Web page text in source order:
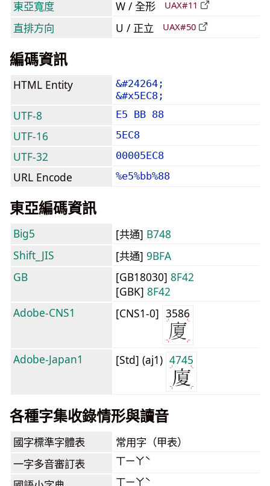
東亞寬度
W / 全形 UAX#11
直排方向 U / 正立 UAX#50
編碼資訊
HTML Entity
&#24264;
&#x5EC8;
UTF-8 E5 BB 88
UTF-16 5EC8
UTF-32 00005EC8
URL Encode %e5%bb%88
東亞編碼資訊
Big5 [共通] B748
Shift_JIS
[共通] 9BFA
GB
[GB18030] 8F42
[GBK] 8F42
Adobe-CNS1
[CNS1-0] 3586
Adobe-Japan1 [Std] (aj1) 4745
各種字集收錄情形與讀音
國字標準字體表 常用字（甲表）
一字多音審訂表 ㄒㄧㄚˋ
ㄒㄧㄚˋ